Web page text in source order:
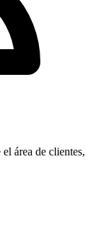
área de clientes,